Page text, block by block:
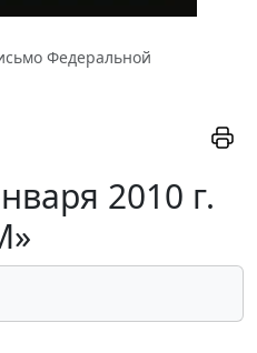
Федеральной
2010 г.